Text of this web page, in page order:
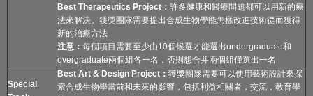
Best Therapeutics Project ： 許多健康和醫療問題都可以用新的療
法來解決。獲獎團隊需要提出合成生物學能怎樣改進技術從而獲得
新的治療方法
注意： 每個項目需要至少由10個候選才能選出undergraduate和
overgraduate兩個組各一名，否則想合并兩個組僅選出一名
Special
Best Art & Design Project ： 獲獎團隊需要可以使用藝術設計來探
索合成生物學當前和未來的影響，包括利益相關者，交流，教育學